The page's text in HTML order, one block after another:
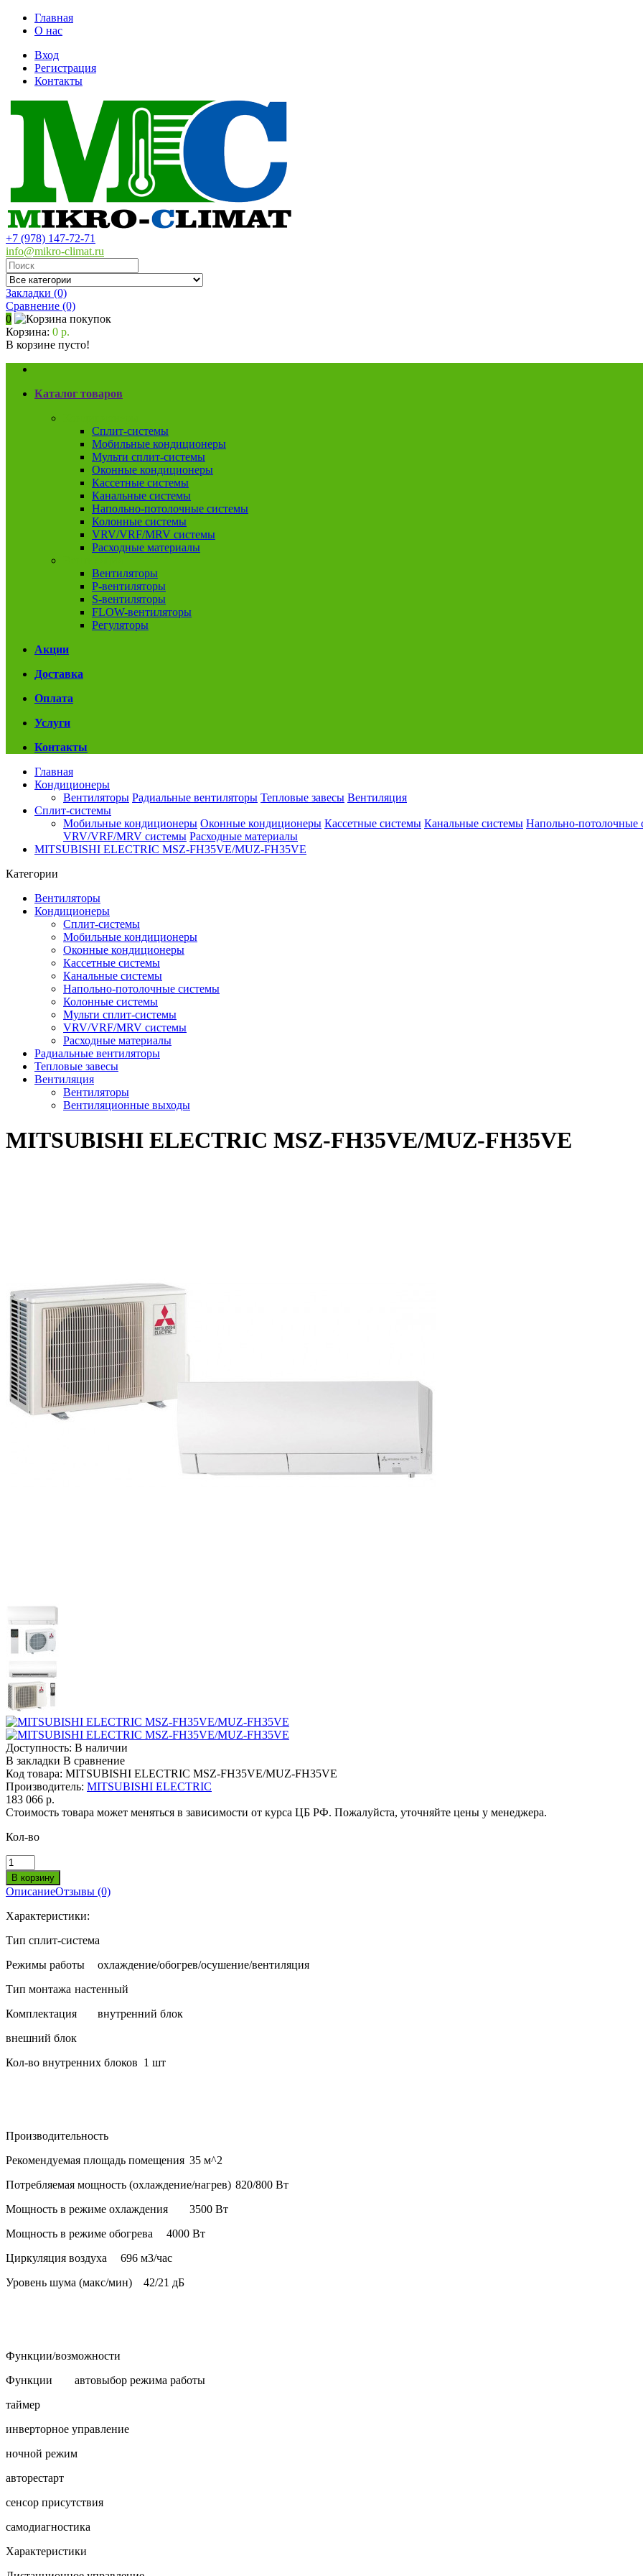
Главная
О нас
Вход
Регистрация
Контакты
+7 (978) 147-72-71
info@mikro-climat.ru
Закладки (0)
Сравнение (0)
0
Корзина: 0 р.
В корзине пусто!
Каталог товаров
Сплит-системы
Мобильные кондиционеры
Мульти сплит-системы
Оконные кондиционеры
Кассетные системы
Канальные системы
Напольно-потолочные системы
Колонные системы
VRV/VRF/MRV системы
Расходные материалы
Вентиляторы
P-вентиляторы
S-вентиляторы
FLOW-вентиляторы
Регуляторы
Акции
Доставка
Оплата
Услуги
Контакты
Главная
Кондиционеры
Вентиляторы Радиальные вентиляторы Тепловые завесы Вентиляция
Сплит-системы
Мобильные кондиционеры Оконные кондиционеры Кассетные системы Канальные системы Напольно-потолочные
VRV/VRF/MRV системы Расходные материалы
MITSUBISHI ELECTRIC MSZ-FH35VE/MUZ-FH35VE
Категории
Вентиляторы
Кондиционеры
Сплит-системы
Мобильные кондиционеры
Оконные кондиционеры
Кассетные системы
Канальные системы
Напольно-потолочные системы
Колонные системы
Мульти сплит-системы
VRV/VRF/MRV системы
Расходные материалы
Радиальные вентиляторы
Тепловые завесы
Вентиляция
Вентиляторы
Вентиляционные выходы
MITSUBISHI ELECTRIC MSZ-FH35VE/MUZ-FH35VE
Доступность: В наличии
В закладки В сравнение
Код товара: MITSUBISHI ELECTRIC MSZ-FH35VE/MUZ-FH35VE
Производитель: MITSUBISHI ELECTRIC
183 066 р.
Стоимость товара может меняться в зависимости от курса ЦБ РФ. Пожалуйста, уточняйте цены у менеджера.
Кол-во
ОписаниеОтзывы (0)
Характеристики:
Тип сплит-система
Режимы работы
охлаждение/обогрев/осушение/вентиляция
Тип монтажа настенный
Комплектация
внутренний блок
внешний блок
Кол-во внутренних блоков 1 шт
Производительность
Рекомендуемая площадь помещения 35 м^2
Потребляемая мощность (охлаждение/нагрев) 820/800 Вт
Мощность в режиме охлаждения
3500 Вт
Мощность в режиме обогрева
4000 Вт
Циркуляция воздуха
696 м3/час
Уровень шума (макс/мин)
42/21 дБ
Функции/возможности
Функции
автовыбор режима работы
таймер
инверторное управление
ночной режим
авторестарт
сенсор присутствия
самодиагностика
Характеристики